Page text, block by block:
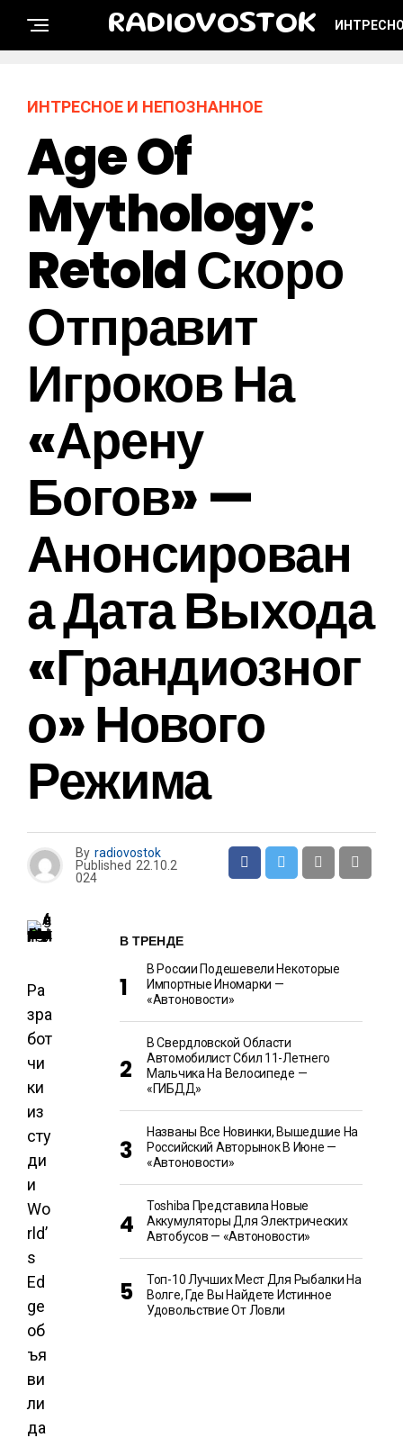
RADIOVOSTOK
ИНТРЕСНОЕ И НЕПОЗНАННОЕ
Age Of
Mythology:
Retold Скоро
Отправит
Игроков На
«Арену
Богов» —
Анонсирован
А Дата Выхода
«грандиозног
О» Нового
Режима
By radiovostok
Published 22.10.2
024
Ра
зра
бот
чи
ки
из
сту
ди
и
Wo
rld’
s
Ed
ge
об
ъя
ви
ли
да
В ТРЕНДЕ
В России Подешевели Некоторые
Импортные Иномарки —
«Автоновости»
В Свердловской Области
Автомобилист Сбил 11-Летнего
Мальчика На Велосипеде —
«ГИБДД»
Названы Все Новинки, Вышедшие На
Российский Авторынок В Июне —
«Автоновости»
Toshiba Представила Новые
Аккумуляторы Для Электрических
Автобусов — «Автоновости»
Топ-10 Лучших Мест Для Рыбалки На
Волге, Где Вы Найдете Истинное
Удовольствие От Ловли